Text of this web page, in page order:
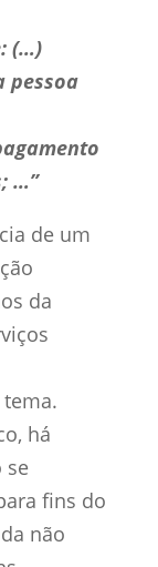
(…)
pessoa
…”
de um
da
há
se
fins do
não